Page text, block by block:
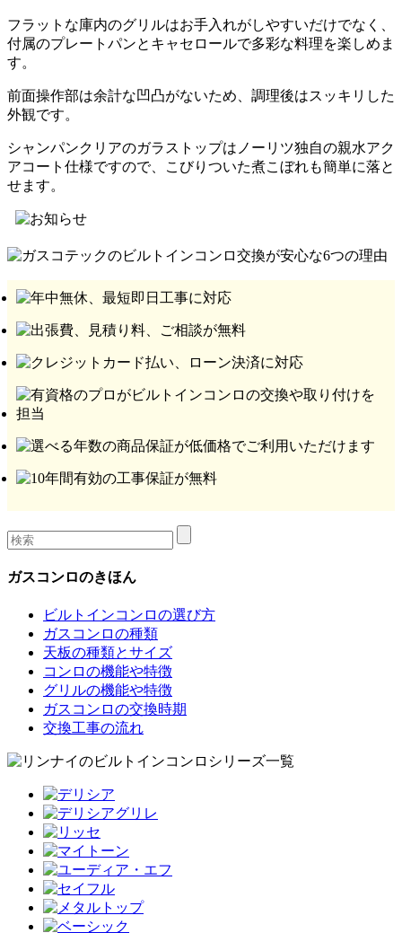
フラットな庫内のグリルはお手入れがしやすいだけでなく、
付属のプレートパンとキャセロールで多彩な料理を楽しめま
す。
前面操作部は余計な凹凸がないため、調理後はスッキリした
外観です。
シャンパンクリアのガラストップはノーリツ独自の親水アク
アコート仕様ですので、こびりついた煮こぼれも簡単に落と
せます。
ガスコンロのきほん
ビルトインコンロの選び方
ガスコンロの種類
天板の種類とサイズ
コンロの機能や特徴
グリルの機能や特徴
ガスコンロの交換時期
交換工事の流れ